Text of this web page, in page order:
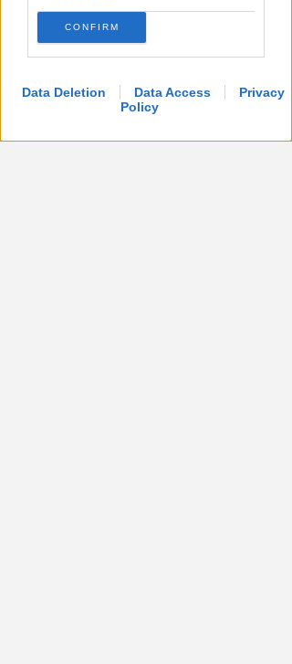
CONFIRM
Data Deletion Data Access
Privacy
Policy